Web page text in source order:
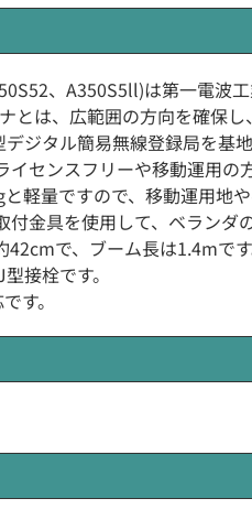
、A350S5ll)は第一電波
とは、広範囲の方向を確保し
ジタル簡易無線登録局を基
イセンスフリーや移動運用の
軽量ですので、移動運用地
付金具を使用して、ベランダ
で、ブーム長は1.4mです
接栓です。
す。